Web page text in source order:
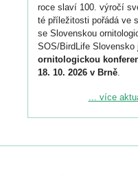
roce slaví 100. výročí
té příležitosti pořádá ve
se Slovenskou
SOS/BirdLife Slovensko
ornitologickou
18. 10. 2026 v Brně.
Podrobnější informace
Registrovat se můžete
... více